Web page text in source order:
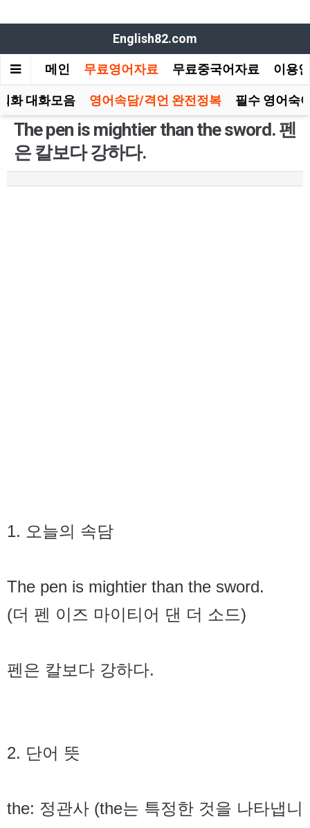
English82.com
메인 무료영어자료 무료중국어자료 이용
화 대화모음 영어속담/격언 완전정복 필수 영어숙
The pen is mightier than the sword. 펜
은 칼보다 강하다.
1. 오늘의 속담
The pen is mightier than the sword.
(더 펜 이즈 마이티어 댄 더 소드)
펜은 칼보다 강하다.
2. 단어 뜻
the: 정관사 (the는 특정한 것을 나타냅니